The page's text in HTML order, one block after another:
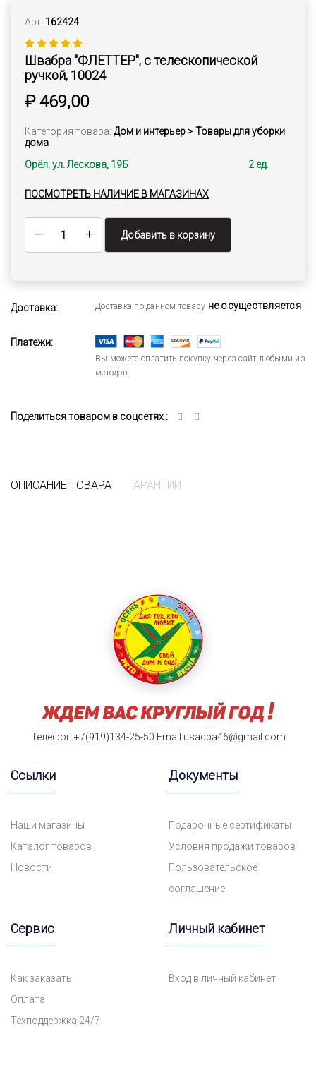
Арт. 162424
Швабра "ФЛЕТТЕР", с телескопической
ручкой, 10024
₽ 469,00
Категория товара: Дом и интерьер > Товары для уборки
дома
Орёл, ул. Лескова, 19Б
2 ед.
ПОСМОТРЕТЬ НАЛИЧИЕ В МАГАЗИНАХ
Добавить в корзину
Доставка: Доставка по данном товару не осуществляется
Платежи:
Вы можете оплатить покупку через сайт любыми из
методов
Поделиться товаром в соцсетях :
ОПИСАНИЕ ТОВАРА ГАРАНТИИ
Телефон:+7(919)134-25-50 Email:usadba46@gmail.com
Ссылки
Наши магазины
Каталог товаров
Новости
Документы
Подарочные сертификаты
Условия продажи товаров
Пользовательское
соглашение
Сервис
Как заказать
Оплата
Техподдержка 24/7
Личный кабинет
Вход в личный кабинет